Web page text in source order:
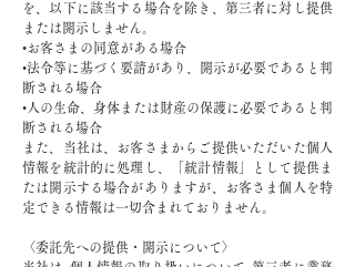
を、以下に該当する場合を除き、第三者に対し提供
または開示しません。
•お客さまの同意がある場合
•法令等に基づく要請があり、開示が必要であると判
断される場合
•人の生命、身体または財産の保護に必要であると判
断される場合
また、当社は、お客さまからご提供いただいた個人
情報を統計的に処理し、「統計情報」として提供ま
たは開示する場合がありますが、お客さま個人を特
定できる情報は一切含まれておりません。
〈委託先への提供・開示について〉